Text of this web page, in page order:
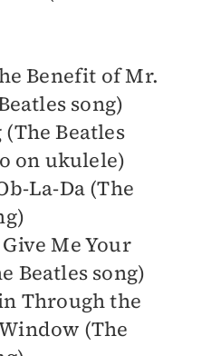
Benefit of Mr.
song)
Beatles
on ukulele)
La-Da (The
Me Your
Beatles song)
Through the
(The